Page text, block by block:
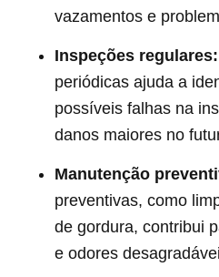
vazamentos e
Inspeções regulares:
periódicas ajuda a
possíveis falhas na
danos maiores no
Manutenção
preventivas, como
de gordura, contribui
e odores